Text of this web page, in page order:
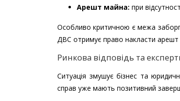
Арешт майна: при
Особливо критичною є межа
ДВС отримує право накласти
Ринкова відповідь та
Ситуація змушує бізнес та
справ уже мають позитивний